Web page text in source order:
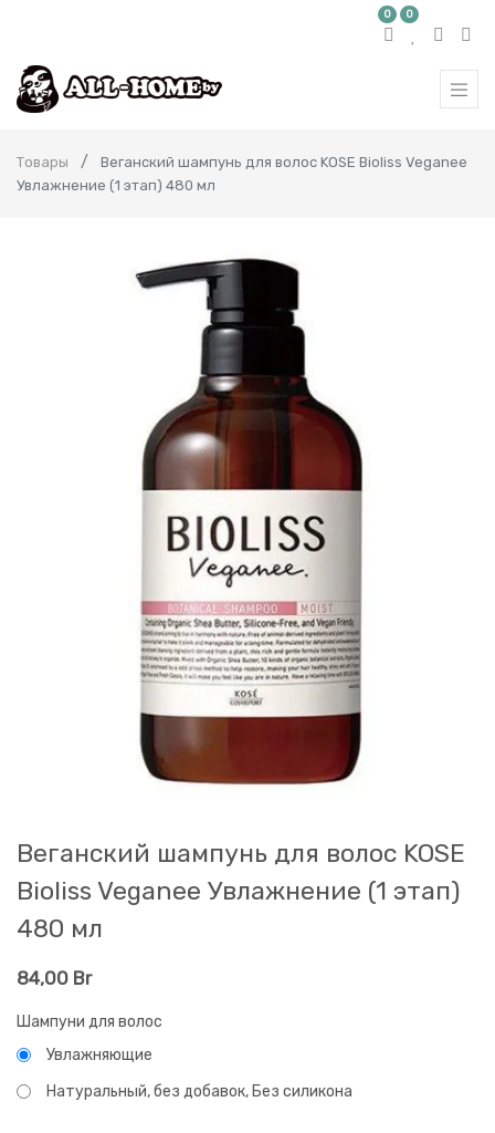
0 0
Товары
Веганский шампунь для волос KOSE Bioliss Veganee
Увлажнение (1 этап) 480 мл
Веганский шампунь для волос KOSE
Bioliss Veganee Увлажнение (1 этап)
480 мл
84,00 Br
Шампуни для волос
Увлажняющие
Натуральный, без добавок, Без силикона